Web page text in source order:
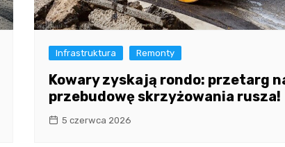
Infrastruktura Remonty
Kowary zyskają rondo: przetarg
przebudowę skrzyżowania rusza!
5 czerwca 2026